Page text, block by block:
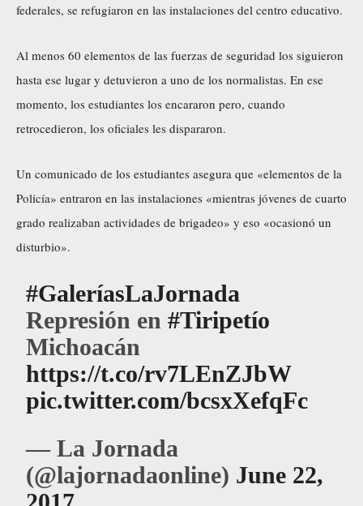
federales, se refugiaron en las instalaciones del centro educativo.
Al menos 60 elementos de las fuerzas de seguridad los siguieron
hasta ese lugar y detuvieron a uno de los normalistas. En ese
momento, los estudiantes los encararon pero, cuando
retrocedieron, los oficiales les dispararon.
Un comunicado de los estudiantes asegura que «elementos de la
Policía» entraron en las instalaciones «mientras jóvenes de cuarto
grado realizaban actividades de brigadeo» y eso «ocasionó un
disturbio».
#GaleríasLaJornada
Represión en#Tiripetío
Michoacán
https://t.co/rv7LEnZJbW
pic.twitter.com/bcsxXefqFc
— La Jornada
(@lajornadaonline) June 22,